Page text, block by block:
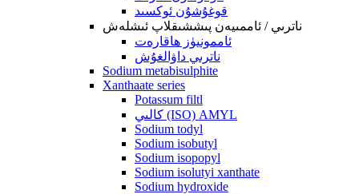
قوغۇشۇن ئوكسىد
ناترىي / ئاممىيەن پىششىقلاپ ئىشلەش
ئاممونيۈز ھاقارەت
ناترىي داۋالغۇش
Sodium metabisulphite
Xanthaate series
Potassum filtl
كالىي (ISO) AMYL
Sodium todyl
Sodium isobutyl
Sodium isopopyl
Sodium isolutyi xanthate
Sodium hydroxide